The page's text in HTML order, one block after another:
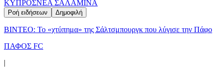
ΚΥΠΡΟΣΝΕΑ ΣΑΛΑΜΙΝΑ
Ροή ειδήσεων Δημοφιλή
ΒΙΝΤΕΟ: Το «χτύπημα» της Σάλτσμπουργκ που λύγισε την Πάφο
ΠΑΦΟΣ FC
|